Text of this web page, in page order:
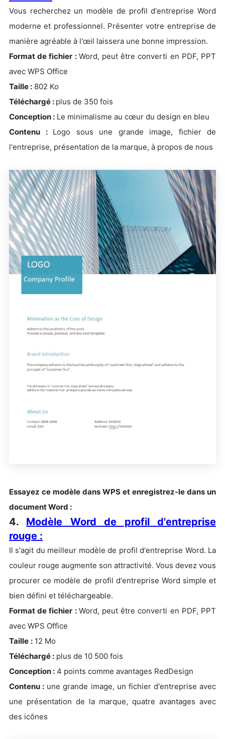
Vous recherchez un modèle de profil d'entreprise Word
moderne et professionnel. Présenter votre entreprise de
manière agréable à l'œil laissera une bonne impression.
Format de fichier : Word, peut être converti en PDF, PPT
avec WPS Office
Taille : 802 Ko
Téléchargé : plus de 350 fois
Conception : Le minimalisme au cœur du design en bleu
Contenu : Logo sous une grande image, fichier de
l'entreprise, présentation de la marque, à propos de nous
Essayez ce modèle dans WPS et enregistrez-le dans un
document Word :
4. Modèle Word de profil d'entreprise
rouge :
Il s'agit du meilleur modèle de profil d'entreprise Word. La
couleur rouge augmente son attractivité. Vous devez vous
procurer ce modèle de profil d'entreprise Word simple et
bien défini et téléchargeable.
Format de fichier : Word, peut être converti en PDF, PPT
avec WPS Office
Taille : 12 Mo
Téléchargé : plus de 10 500 fois
Conception : 4 points comme avantages RedDesign
Contenu : une grande image, un fichier d'entreprise avec
une présentation de la marque, quatre avantages avec
des icônes